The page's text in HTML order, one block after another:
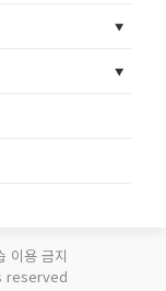
이용 금지
reserved